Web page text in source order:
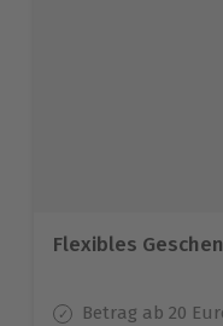
Flexibles
Betrag ab 20